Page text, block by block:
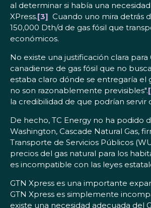
al determinar si había una
XPress.[3] Cuando uno mira detrás
150,000 Dth/d de gas fósil que
económicos.
No existe una justificación clara
canadiense de gas fósil que no
estaba claro dónde se entregaría el
no son razonablemente previsibles".
la credibilidad de que podrían servir
De hecho, TC Energy no ha podido
Washington, Cascade Natural Gas,
Transporte de Servicios Públicos
precios del gas natural para los
es incompatible con las leyes
GTN Xpress es una importante
GTN Xpress es simplemente
existe una necesidad adecuada del